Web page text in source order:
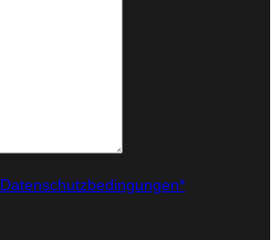
Datenschutzbedingungen*